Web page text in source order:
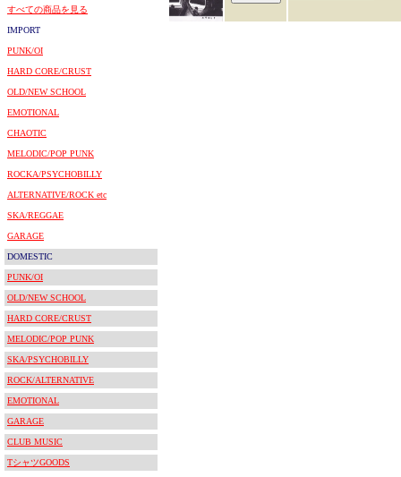
すべての商品を見る
IMPORT
PUNK/OI
HARD CORE/CRUST
OLD/NEW SCHOOL
EMOTIONAL
CHAOTIC
MELODIC/POP PUNK
ROCKA/PSYCHOBILLY
ALTERNATIVE/ROCK etc
SKA/REGGAE
GARAGE
DOMESTIC
PUNK/OI
OLD/NEW SCHOOL
HARD CORE/CRUST
MELODIC/POP PUNK
SKA/PSYCHOBILLY
ROCK/ALTERNATIVE
EMOTIONAL
GARAGE
CLUB MUSIC
TシャツGOODS